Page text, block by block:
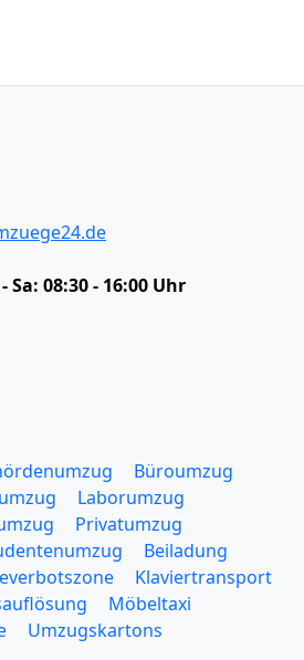
Sa: 08:30 - 16:00 Uhr
Büroumzug
Laborumzug
Privatumzug
Beiladung
Klaviertransport
Möbeltaxi
Umzugskartons